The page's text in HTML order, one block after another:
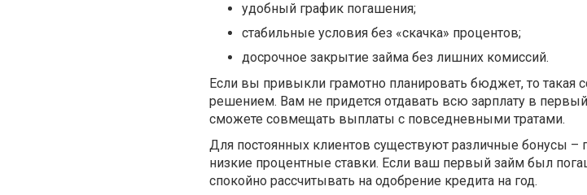
удобный график погашения;
стабильные условия без «скачка» процентов;
досрочное закрытие займа без лишних комиссий.
Если вы привыкли грамотно планировать бюджет, то такая
решением. Вам не придется отдавать всю зарплату в
сможете совмещать выплаты с повседневными тратами.
Для постоянных клиентов существуют различные бонусы –
низкие процентные ставки. Если ваш первый займ был
спокойно рассчитывать на одобрение кредита на год.